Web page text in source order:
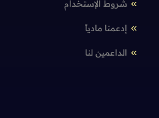
شروط الإستخدام
إدعمنا مادياً
الداعمين لنا